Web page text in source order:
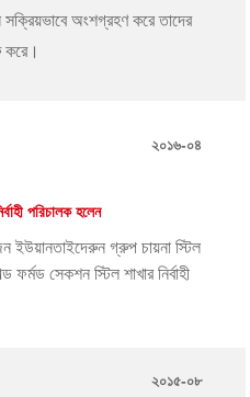
সক্রিয়ভাবে অংশগ্রহণ করে তাদের
করে।
২০১৬-০৪
পরিচালক হলেন
ইউয়ানতাইদেরুন গ্রুপ চায়না স্টিল
ফর্মড সেকশন স্টিল শাখার নির্বাহী
২০১৫-০৮